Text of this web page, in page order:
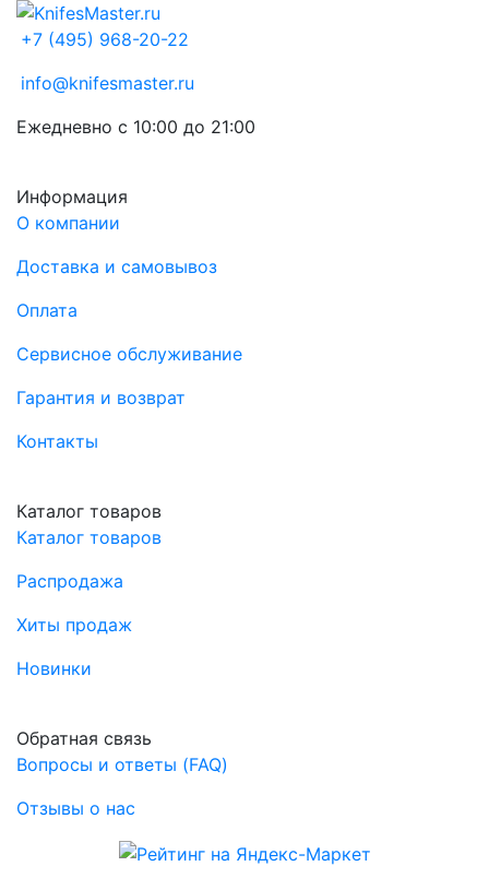
+7 (495) 968-20-22
info@knifesmaster.ru
Ежедневно с 10:00 до 21:00
Информация
О компании
Доставка и самовывоз
Оплата
Сервисное обслуживание
Гарантия и возврат
Контакты
Каталог товаров
Каталог товаров
Распродажа
Хиты продаж
Новинки
Обратная связь
Вопросы и ответы (FAQ)
Отзывы о нас